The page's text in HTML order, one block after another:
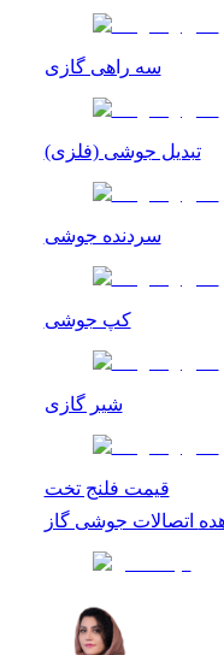
سه راهی گازی
تبدیل جوشی (فلزی)
سردنده جوشی
کپ جوشی
شیر گازی
قیمت فلنج تخت
اتصالات جوشی گاز